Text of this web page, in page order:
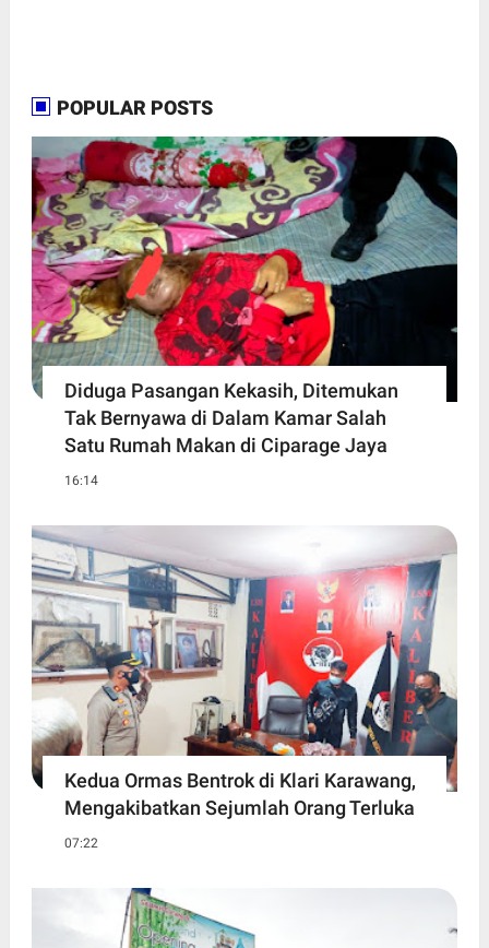
POPULAR POSTS
Diduga Pasangan Kekasih, Ditemukan
Tak Bernyawa di Dalam Kamar Salah
Satu Rumah Makan di Ciparage Jaya
16:14
Kedua Ormas Bentrok di Klari Karawang,
Mengakibatkan Sejumlah Orang Terluka
07:22